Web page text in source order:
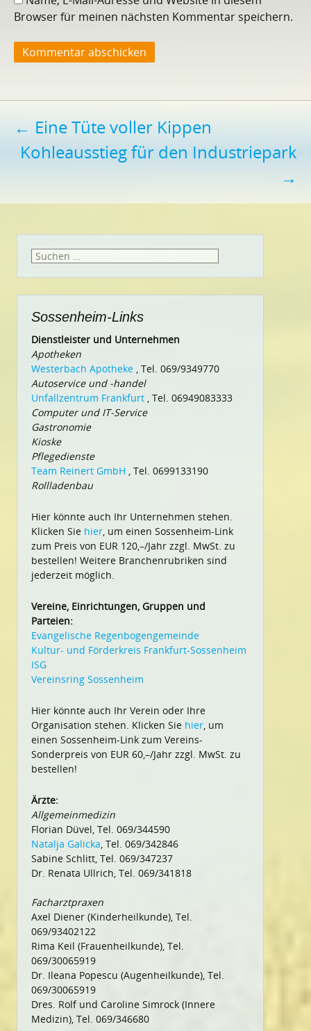
Browser für meinen nächsten Kommentar speichern.
Beitragsnavigation
← Eine Tüte voller Kippen
Kohleausstieg für den Industriepark
→
Suchen
Sossenheim-Links
Dienstleister und Unternehmen
Apotheken
Westerbach Apotheke , Tel. 069/9349770
Autoservice und -handel
Unfallzentrum Frankfurt , Tel. 06949083333
Computer und IT-Service
Gastronomie
Kioske
Pflegedienste
Team Reinert GmbH , Tel. 0699133190
Rollladenbau
Hier könnte auch Ihr Unternehmen stehen.
Klicken Sie hier, um einen Sossenheim-Link
zum Preis von EUR 120,–/Jahr zzgl. MwSt. zu
bestellen! Weitere Branchenrubriken sind
jederzeit möglich.
Vereine, Einrichtungen, Gruppen und
Parteien:
Evangelische Regenbogengemeinde
Kultur- und Förderkreis Frankfurt-Sossenheim
ISG
Vereinsring Sossenheim
Hier könnte auch Ihr Verein oder Ihre
Organisation stehen. Klicken Sie hier, um
einen Sossenheim-Link zum Vereins-
Sonderpreis von EUR 60,–/Jahr zzgl. MwSt. zu
bestellen!
Ärzte:
Allgemeinmedizin
Florian Düvel, Tel. 069/344590
Natalja Galicka, Tel. 069/342846
Sabine Schlitt, Tel. 069/347237
Dr. Renata Ullrich, Tel. 069/341818
Facharztpraxen
Axel Diener (Kinderheilkunde), Tel.
069/93402122
Rima Keil (Frauenheilkunde), Tel.
069/30065919
Dr. Ileana Popescu (Augenheilkunde), Tel.
069/30065919
Dres. Rolf und Caroline Simrock (Innere
Medizin), Tel. 069/346680